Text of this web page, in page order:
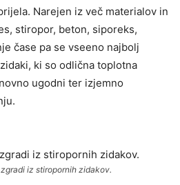
Narejen iz več materialov in
stiropor, beton, siporeks,
čase pa se vseeno najbolj
ki so odlična toplotna
ugodni ter izjemno
iz stiropornih zidakov.